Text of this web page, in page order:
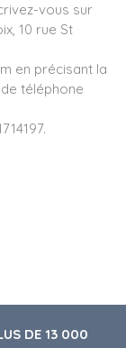
vous sur
10 rue St
en précisant la
téléphone
DE 13 000